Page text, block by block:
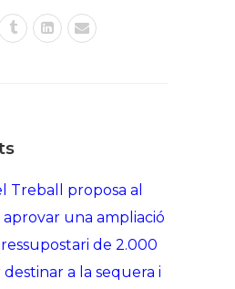
Treball proposa al
una ampliació
de 2.000
a la sequera i